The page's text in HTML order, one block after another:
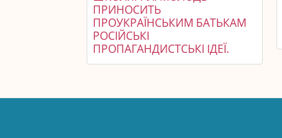
ПРИНОСИТЬ
ПРОУКРАЇНСЬКИМ БАТЬКАМ
РОСІЙСЬКІ
ПРОПАГАНДИСТСЬКІ ІДЕЇ.